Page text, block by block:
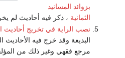
بزوائد المسانيد
الثمانية ، ذكر فيه أحاديث لم
نصب الراية في تخريج أحاديث
البديعة وقد خرج فيه الأحاديث
مرجع فقهي وغير ذلك من